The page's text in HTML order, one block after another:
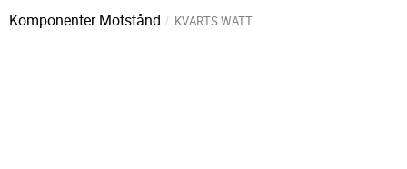
Komponenter Motstånd KVARTS WATT